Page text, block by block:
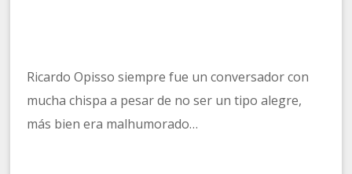
Ricardo Opisso siempre fue un conversador con
mucha chispa a pesar de no ser un tipo alegre,
más bien era malhumorado…